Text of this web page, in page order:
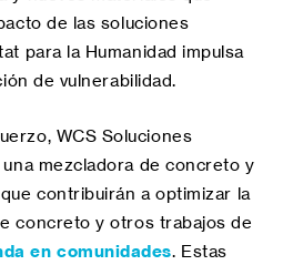
de las soluciones
para la Humanidad impulsa
de vulnerabilidad.
WCS Soluciones
mezcladora de concreto y
contribuirán a optimizar la
concreto y otros trabajos de
en comunidades. Estas